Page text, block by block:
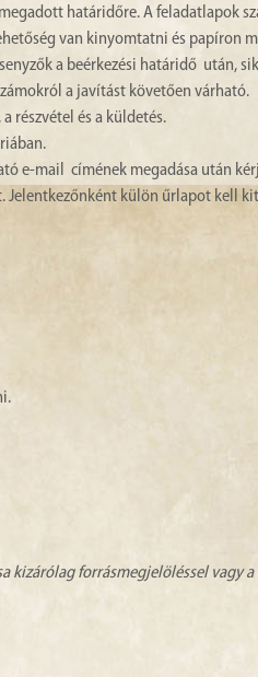
határidőre. A feladatlapok
van kinyomtatni és papíron
a beérkezési határidő után,
a javítást követően várható.
részvétel és a küldetés.
e-mail címének megadása után
Jelentkezőnként külön űrlapot kell
kizárólag forrásmegjelöléssel vagy a